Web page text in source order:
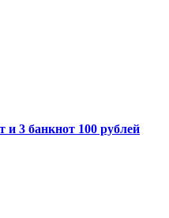
3 банкнот 100 рублей